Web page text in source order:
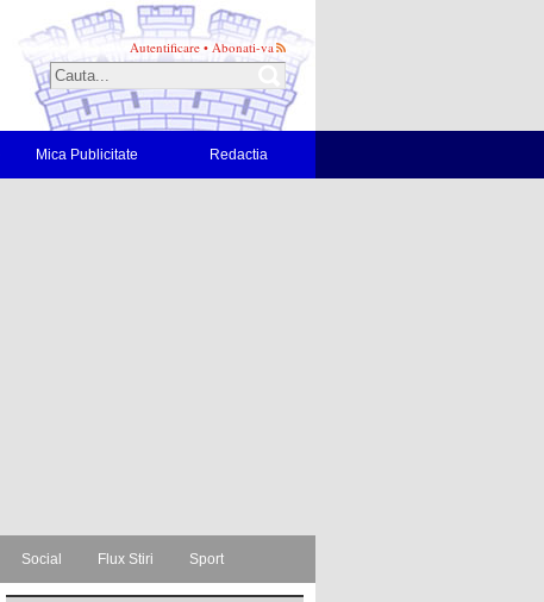
Autentificare • Abonati-va
Mica Publicitate Redactia
Social Flux Stiri Sport